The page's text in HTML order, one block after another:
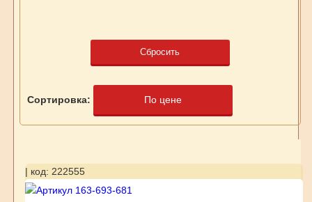
Сбросить
Сортировка: По цене
| код: 222555